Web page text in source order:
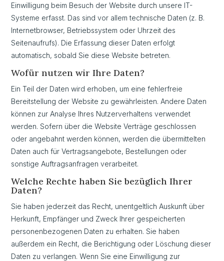
Einwilligung beim Besuch der Website durch unsere IT-
Systeme erfasst. Das sind vor allem technische Daten (z. B.
Internetbrowser, Betriebssystem oder Uhrzeit des
Seitenaufrufs). Die Erfassung dieser Daten erfolgt
automatisch, sobald Sie diese Website betreten.
Wofür nutzen wir Ihre Daten?
Ein Teil der Daten wird erhoben, um eine fehlerfreie
Bereitstellung der Website zu gewährleisten. Andere Daten
können zur Analyse Ihres Nutzerverhaltens verwendet
werden. Sofern über die Website Verträge geschlossen
oder angebahnt werden können, werden die übermittelten
Daten auch für Vertragsangebote, Bestellungen oder
sonstige Auftragsanfragen verarbeitet.
Welche Rechte haben Sie bezüglich Ihrer
Daten?
Sie haben jederzeit das Recht, unentgeltlich Auskunft über
Herkunft, Empfänger und Zweck Ihrer gespeicherten
personenbezogenen Daten zu erhalten. Sie haben
außerdem ein Recht, die Berichtigung oder Löschung dieser
Daten zu verlangen. Wenn Sie eine Einwilligung zur